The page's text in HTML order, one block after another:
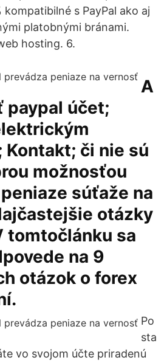
kompatibilné s PayPal ako aj
platobnými bránami.
hosting. 6.
A
paypal účet;
či nie sú
možnosťou
súťaže na
otázky
tomtočlánku sa
na 9
otázok o forex
Po
sta
vo svojom účte priradenú